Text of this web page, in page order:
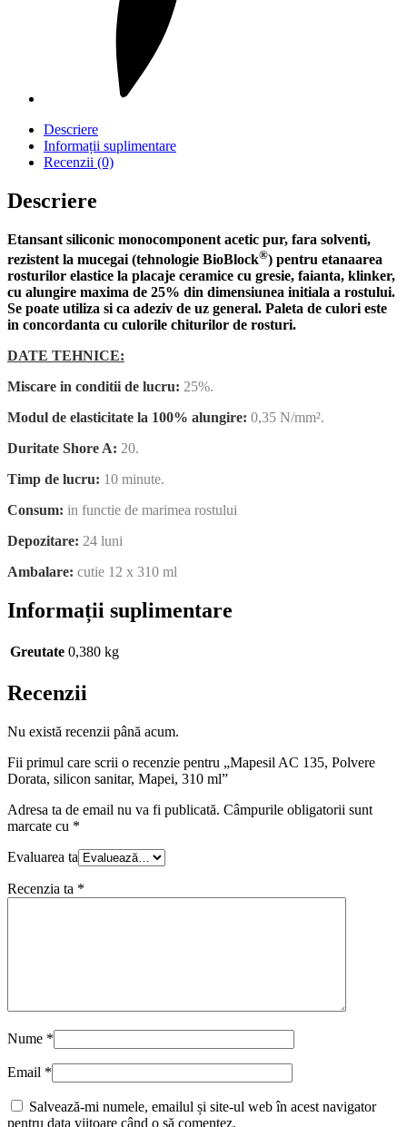
Descriere
Informații suplimentare
Recenzii (0)
Descriere
Etansant siliconic monocomponent acetic pur, fara solventi,
rezistent la mucegai (tehnologie BioBlock®) pentru etanaarea
rosturilor elastice la placaje ceramice cu gresie, faianta, klinker,
cu alungire maxima de 25% din dimensiunea initiala a rostului.
Se poate utiliza si ca adeziv de uz general. Paleta de culori este
in concordanta cu culorile chiturilor de rosturi.
DATE TEHNICE:
Miscare in conditii de lucru: 25%.
Modul de elasticitate la 100% alungire: 0,35 N/mm².
Duritate Shore A: 20.
Timp de lucru: 10 minute.
Consum: in functie de marimea rostului
Depozitare: 24 luni
Ambalare: cutie 12 x 310 ml
Informații suplimentare
Greutate 0,380 kg
Recenzii
Nu există recenzii până acum.
Fii primul care scrii o recenzie pentru „Mapesil AC 135, Polvere
Dorata, silicon sanitar, Mapei, 310 ml”
Adresa ta de email nu va fi publicată. Câmpurile obligatorii sunt
marcate cu *
Evaluarea ta
Recenzia ta *
Nume *
Email *
Salvează-mi numele, emailul și site-ul web în acest navigator
pentru data viitoare când o să comentez.